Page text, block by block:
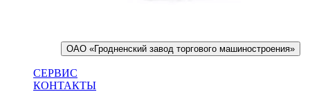
ОАО «Гродненский завод торгового машиностроения»
СЕРВИС
КОНТАКТЫ